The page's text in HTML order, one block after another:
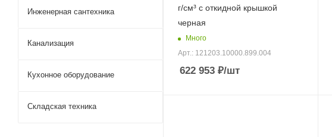
г/см³ с откидной крышкой
черная
Много
Арт.: 121203.10000.899.004
622 953 ₽/шт
Инженерная сантехника
Канализация
Кухонное оборудование
Складская техника